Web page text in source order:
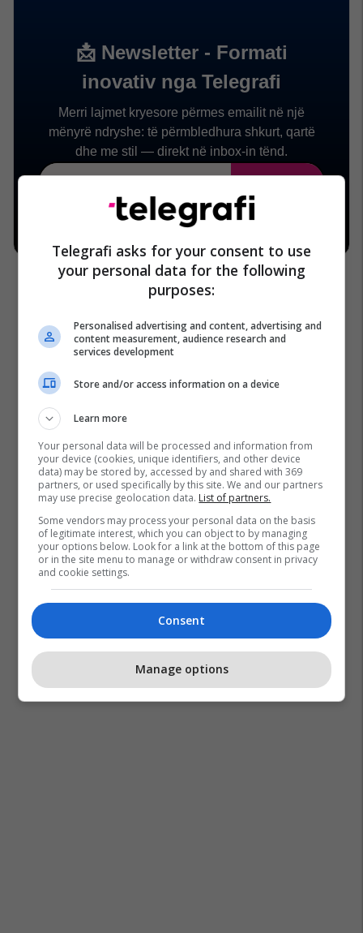
Telegrafi asks for your consent to use
your personal data for the following
purposes:
Personalised advertising and content, advertising and
content measurement, audience research and
services development
Store and/or access information on a device
Learn more
Your personal data will be processed and information from
your device (cookies, unique identifiers, and other device
data) may be stored by, accessed by and shared with 369
partners, or used specifically by this site. We and our partners
may use precise geolocation data. List of partners.
Some vendors may process your personal data on the basis
of legitimate interest, which you can object to by managing
your options below. Look for a link at the bottom of this page
or in the site menu to manage or withdraw consent in privacy
and cookie settings.
Consent
Manage options